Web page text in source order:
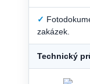
✓
zakázek.
Technický